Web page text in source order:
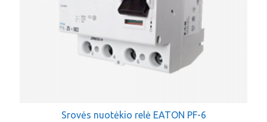
Srovės nuotėkio relė EATON PF-6